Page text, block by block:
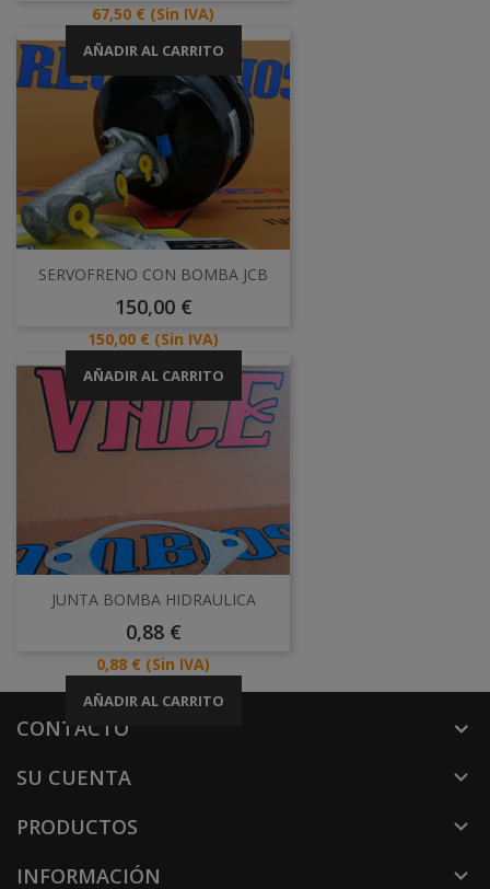
Precio
67,50 € (Sin IVA)
AÑADIR AL CARRITO
SERVOFRENO CON BOMBA JCB
Precio
150,00 €
Precio
150,00 € (Sin IVA)
AÑADIR AL CARRITO
JUNTA BOMBA HIDRAULICA
Precio
0,88 €
Precio
0,88 € (Sin IVA)
AÑADIR AL CARRITO
CONTACTO
SU CUENTA

PRODUCTOS 
INFORMACIÓN 